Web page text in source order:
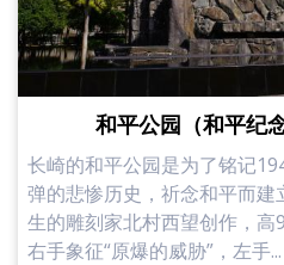
和平公园（和平纪
长崎的和平公园是为了铭记
弹的悲惨历史，祈念和平而
生的雕刻家北村西望创作，高
右手象征“原爆的威胁”，左手...